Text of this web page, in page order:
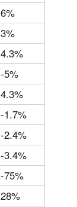
6%
3%
4.3%
-5%
4.3%
-1.7%
-2.4%
-3.4%
-75%
28%